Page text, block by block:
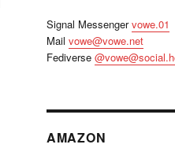
Signal Messengervowe.01
Mail vowe@vowe.net
Fediverse
AMAZON